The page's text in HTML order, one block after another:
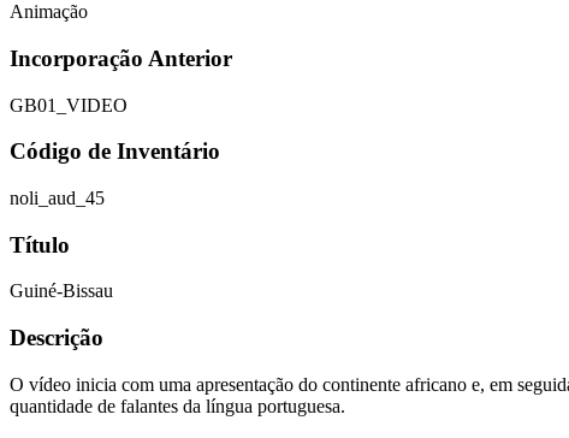
Animação
Incorporação Anterior
GB01_VIDEO
Código de Inventário
noli_aud_45
Título
Guiné-Bissau
Descrição
O vídeo inicia com uma apresentação do continente africano e, em
quantidade de falantes da língua portuguesa.